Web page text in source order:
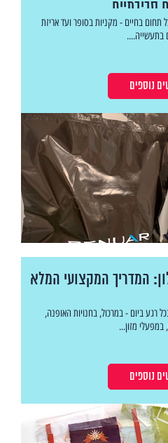
סביבתיים
תחום בחיים - מקניות בסופר ועד אריזת
בתעשייה....
נוספים
המדריך המקצועי המלא
רגע ביום - במרכול, בחנויות האופנה,
במפעלי מזון...
נוספים